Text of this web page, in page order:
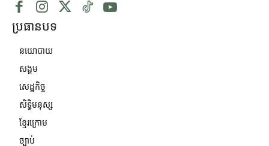
ប្រធានបទ
នយោបាយ
សង្គម
សេដ្ឋកិច្ច
សិទ្ធិមនុស្ស
ខ្មែរក្រោម
ច្បាប់